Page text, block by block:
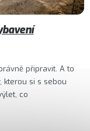
připravit. A to
kterou si s sebou
co